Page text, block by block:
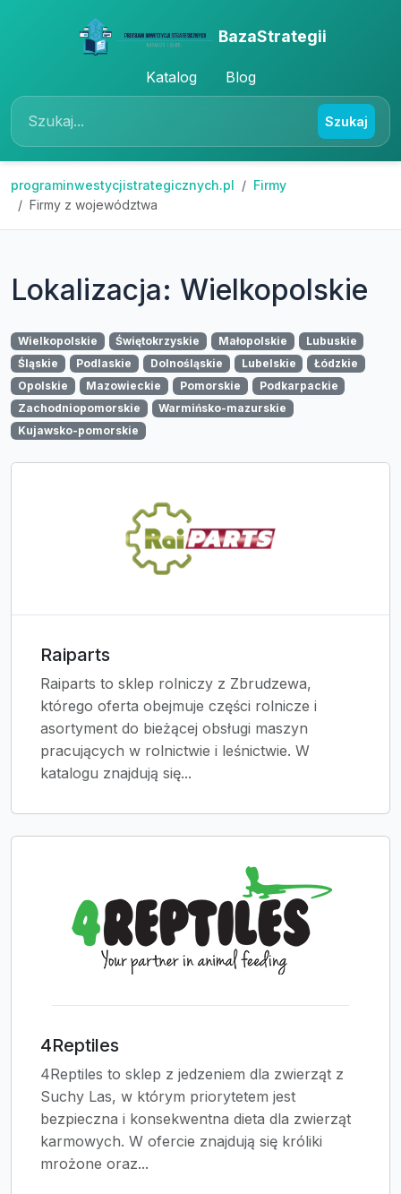
BazaStrategii
Katalog Blog
Szukaj
programinwestycjistrategicznych.pl
Firmy
Firmy z województwa
Lokalizacja: Wielkopolskie
Wielkopolskie Świętokrzyskie Małopolskie
Lubuskie
Śląskie
Podlaskie Dolnośląskie Lubelskie
Łódzkie
Opolskie
Mazowieckie Pomorskie
Podkarpackie
Zachodniopomorskie
Warmińsko-mazurskie
Kujawsko-pomorskie
Raiparts
Raiparts to sklep rolniczy z Zbrudzewa,
którego oferta obejmuje części rolnicze i
asortyment do bieżącej obsługi maszyn
pracujących w rolnictwie i leśnictwie. W
katalogu znajdują się...
4Reptiles
4Reptiles to sklep z jedzeniem dla zwierząt z
Suchy Las, w którym priorytetem jest
bezpieczna i konsekwentna dieta dla zwierząt
karmowych. W ofercie znajdują się króliki
mrożone oraz...